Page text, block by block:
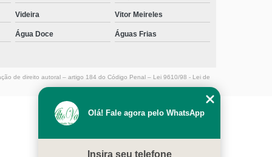
São Carlos
Norte
telefone de clínica para dependente químico com
terapeuta Petrolândia
clínica de dependência química com atendimento
médico contato Saltinho
Videira Vitor Meireles
Água Doce Águas Frias
de direito autoral – artigo 184 do Código Penal – Lei 9610/98 - Lei de
HOME
Olá! Fale agora pelo WhatsApp
Insira seu telefone